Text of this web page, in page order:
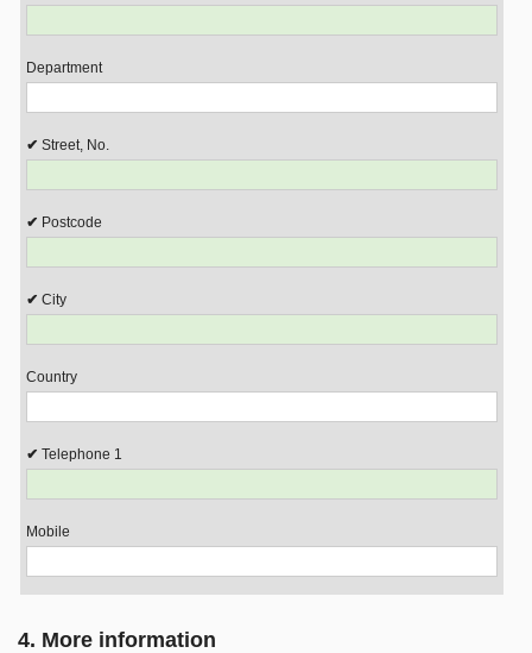
Department
Street, No.
Postcode
City
Country
Telephone 1
Mobile
4. More information